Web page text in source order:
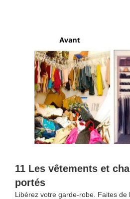
11 Les vêtements et
portés
Libérez votre garde-robe. Faites de